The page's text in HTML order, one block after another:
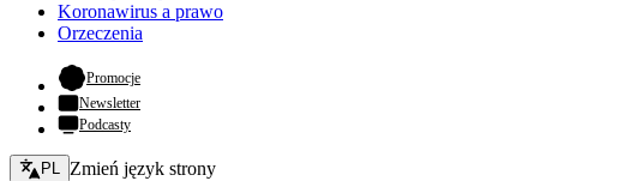
Koronawirus a prawo
Orzeczenia
Promocje- otwiera się w nowej karcie
Newsletter
Podcasty
Zmień język - bieżący:
PL Zmień język strony